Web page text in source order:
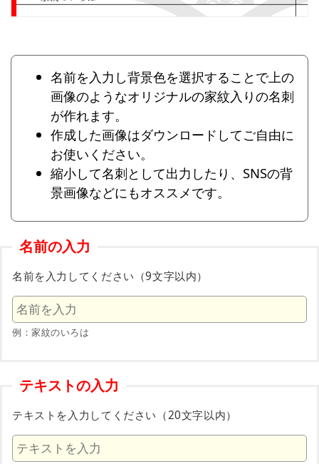
名前を入力し背景色を選択することで上の
画像のようなオリジナルの家紋入りの名刺
が作れます。
作成した画像はダウンロードしてご自由に
お使いください。
縮小して名刺として出力したり、SNSの背
景画像などにもオススメです。
名前の入力
名前を入力してください（9文字以内）
例：家紋のいろは
テキストの入力
テキストを入力してください（20文字以内）